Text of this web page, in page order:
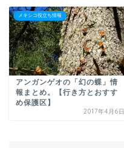
メキシコ役立ち情報
アンガンゲオの「幻の蝶」情
報まとめ。【行き方とおすす
め保護区】
2017年4月6日